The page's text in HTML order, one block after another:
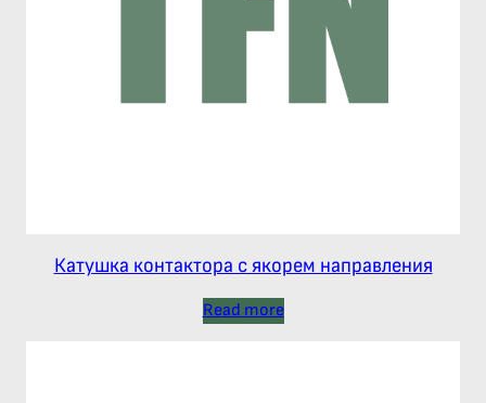
Катушка контактора с якорем направления
Read more